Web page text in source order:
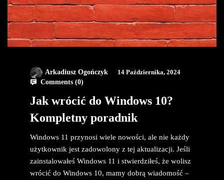
Arkadiusz Ogończyk
14 Października, 2024
Comments (0)
Jak wrócić do Windows 10?
Kompletny poradnik
Windows 11 przynosi wiele nowości, ale nie każdy
użytkownik jest zadowolony z tej aktualizacji. Jeśli
zainstalowałeś Windows 11 i stwierdziłeś, że wolisz
wrócić do Windows 10, mamy dobrą wiadomość –